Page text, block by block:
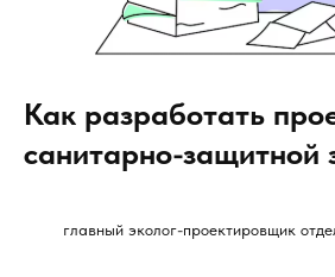
Как разработать
санитарно-защитной
главный эколог-проектировщик